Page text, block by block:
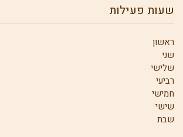
שעות פעילות
ראשון
שני
שלישי
רביעי
חמישי
שישי
שבת